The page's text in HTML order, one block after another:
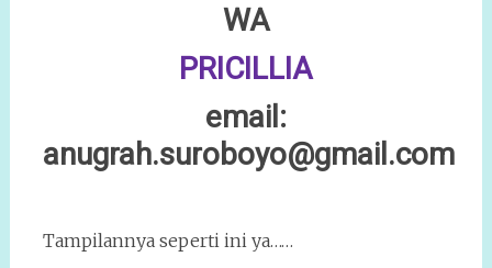
WA
PRICILLIA
email:
anugrah.suroboyo@gmail.com
Tampilannya seperti ini ya……